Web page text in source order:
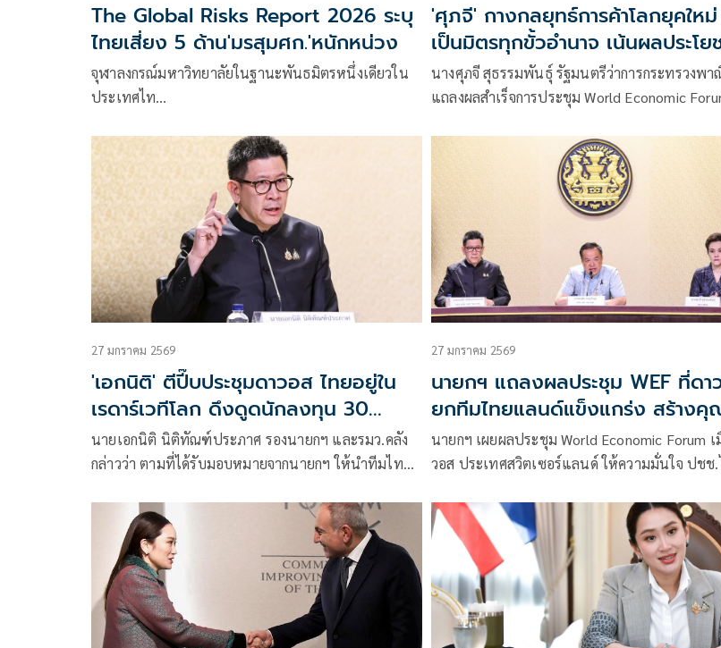
The Global Risks Report 2026 ระบุ
ไทยเสี่ยง 5 ด้าน'มรสุมศก.'หนักหน่วง
จุฬาลงกรณ์มหาวิทยาลัยในฐานะพันธมิตรหนึ่งเดียวใน
ประเทศไท…
'ศุภจี' กางกลยุทธ์การค้าโลกยุคให
เป็นมิตรทุกขั้วอำนาจ เน้นผลประโย
ร่วมมากกว่าเลือกข้าง
นางศุภจี สุธรรมพันธุ์ รัฐมนตรีว่าการกระทรวงพ
แถลงผลสำเร็จการประชุม World Economic
พันธรัฐสวิส ระหว่างวันที่ 19 – 23 ม.ค.ที่ผ่านมาว่า
ปัจจุบันบริบทของการค้าโลกได้เปลี่ยนผ่านจากยุค
อำนาจ
27 มกราคม 2569
'เอกนิติ' ตีปี๊บประชุมดาวอส ไทยอยู่ใน
เรดาร์เวทีโลก ดึงดูดนักลงทุน 30
บริษัท มูลค่า 5 แสนล้าน
นายเอกนิติ นิติทัณฑ์ประภาศ รองนายกฯ และรมว.คลัง
กล่าวว่า ตามที่ได้รับมอบหมายจากนายกฯ ให้นำทีมไทย
ซึ่งการประชุมครั้งนี้มีหัวใจสำคัญคือการเป็นเวทีแห่งการ
พูดคุยของผู้นำเพื่อกำหนดทิศทางเศรษฐกิจ การค้า การ
เงิน และการลงทุนของโลก โดยเรื่องแรกประเทศไทยได้
แสดงบทบาทอยู่ในเรดาร์ของเวทีโลกอย่างชัดเจน ภายใต้
บริบทที่เศรษฐกิจโลกเกิดขึ้นท่ามกลางความขัดแย้งทาง
ภูมิรัฐศาสตร์และโลกแตกขั้ว
27 มกราคม 2569
นายกฯ แถลงผลประชุม WEF ที่ดา
ยกทีมไทยแลนด์แข็งแกร่ง สร้างคุ
ประโยชน์ให้ประเทศทุกนาที
นายกฯ เผยผลประชุม World Economic Forum เ
วอส ประเทศสวิตเซอร์แลนด์ ให้ความมั่นใจ ปชช
โลก ยัน ทีมไทยแลนด์ยังแข็งแกร่ง พร้อมสร้างคุณ
ประโยชน์ให้กับประเทศทุกนาที